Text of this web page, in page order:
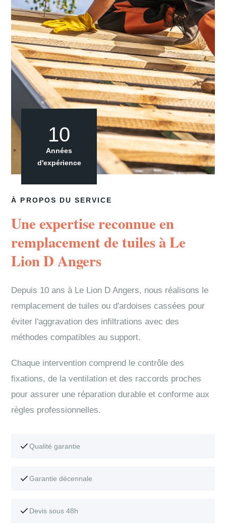
À PROPOS DU SERVICE
Une expertise reconnue en
remplacement de tuiles à Le
Lion D Angers
Depuis 10 ans à Le Lion D Angers, nous réalisons le
remplacement de tuiles ou d'ardoises cassées pour
éviter l'aggravation des infiltrations avec des
méthodes compatibles au support.
Chaque intervention comprend le contrôle des
fixations, de la ventilation et des raccords proches
pour assurer une réparation durable et conforme aux
règles professionnelles.
Qualité garantie
Garantie décennale
Devis sous 48h
10
Années
d'expérience